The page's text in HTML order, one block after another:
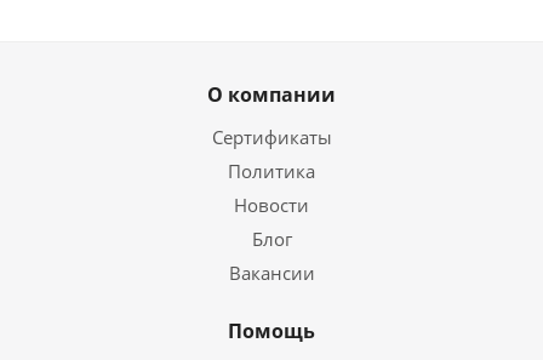
О компании
Сертификаты
Политика
Новости
Блог
Вакансии
Помощь